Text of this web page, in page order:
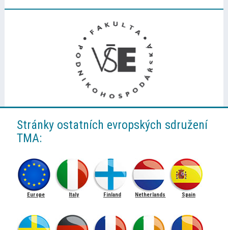
Stránky ostatních evropských sdružení
TMA:
Europe Italy Finland Netherlands Spain